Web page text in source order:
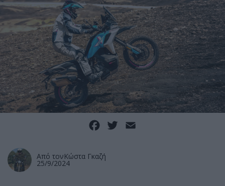
Facebook
Twitter
Από τονΚώστα Γκαζή
25/9/2024